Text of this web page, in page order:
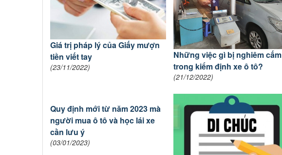
Giá trị pháp lý của Giấy mượn
tiền viết tay
(23/11/2022)
Những việc gì bị nghiêm cấm
trong kiểm định xe ô tô?
(21/12/2022)
Quy định mới từ năm 2023 mà
người mua ô tô và học lái xe
cần lưu ý
(03/01/2023)